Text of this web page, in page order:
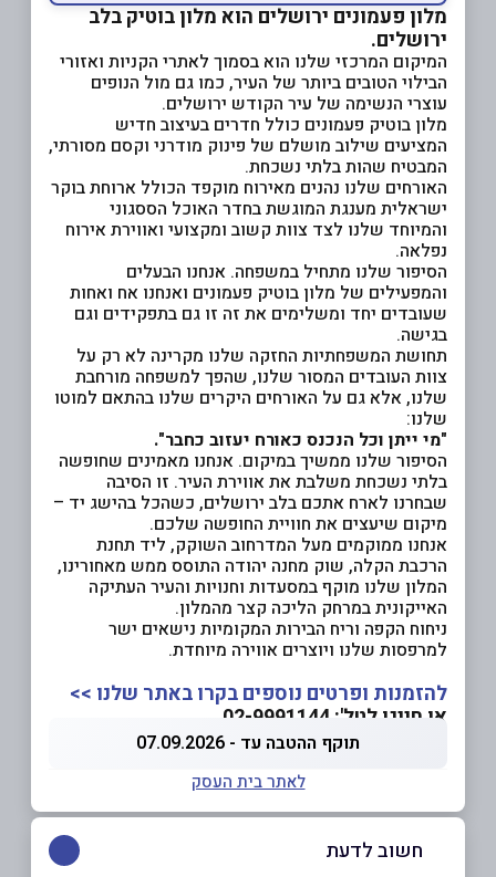
מלון פעמונים ירושלים הוא מלון בוטיק בלב
ירושלים.
המיקום המרכזי שלנו הוא בסמוך לאתרי הקניות ואזורי
הבילוי הטובים ביותר של העיר, כמו גם מול הנופים
עוצרי הנשימה של עיר הקודש ירושלים.
מלון בוטיק פעמונים כולל חדרים בעיצוב חדיש
המציעים שילוב מושלם של פינוק מודרני וקסם מסורתי,
המבטיח שהות בלתי נשכחת.
האורחים שלנו נהנים מאירוח מוקפד הכולל ארוחת בוקר
ישראלית מענגת המוגשת בחדר האוכל הססגוני
והמיוחד שלנו לצד צוות קשוב ומקצועי ואווירת אירוח
נפלאה.
הסיפור שלנו מתחיל במשפחה. אנחנו הבעלים
והמפעילים של מלון בוטיק פעמונים ואנחנו אח ואחות
שעובדים יחד ומשלימים את זה זו גם בתפקידים וגם
בגישה.
תחושת המשפחתיות החזקה שלנו מקרינה לא רק על
צוות העובדים המסור שלנו, שהפך למשפחה מורחבת
שלנו, אלא גם על האורחים היקרים שלנו בהתאם למוטו
שלנו:
"מי ייתן וכל הנכנס כאורח יעזוב כחבר".
הסיפור שלנו ממשיך במיקום. אנחנו מאמינים שחופשה
בלתי נשכחת משלבת את אווירת העיר. זו הסיבה
שבחרנו לארח אתכם בלב ירושלים, כשהכל בהישג יד –
מיקום שיעצים את חוויית החופשה שלכם.
אנחנו ממוקמים מעל המדרחוב השוקק, ליד תחנת
הרכבת הקלה, שוק מחנה יהודה התוסס ממש מאחורינו,
המלון שלנו מוקף במסעדות וחנויות והעיר העתיקה
האייקונית במרחק הליכה קצר מהמלון.
ניחוח הקפה וריח הבירות המקומיות נישאים ישר
למרפסות שלנו ויוצרים אווירה מיוחדת.
להזמנות ופרטים נוספים בקרו באתר שלנו >>
או חייגו לטל': 02-9991144
תוקף ההטבה עד - 07.09.2026
לאתר בית העסק
חשוב לדעת